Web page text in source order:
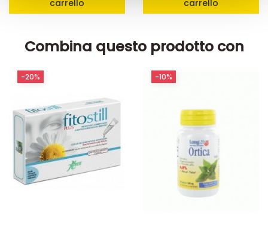
raccolto dal suo utilizzo dei loro servizi.
carrello
carrello
Combina questo prodotto con
-20% -10%